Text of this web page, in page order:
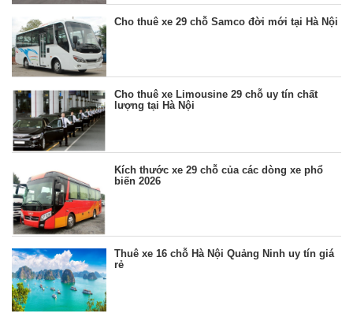
Cho thuê xe 29 chỗ Samco đời mới tại Hà Nội
Cho thuê xe Limousine 29 chỗ uy tín chất
lượng tại Hà Nội
Kích thước xe 29 chỗ của các dòng xe phổ
biến 2026
Thuê xe 16 chỗ Hà Nội Quảng Ninh uy tín giá
rẻ